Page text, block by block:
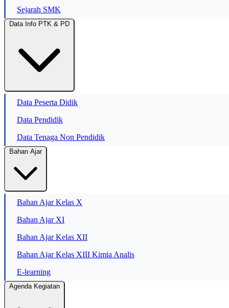
Sejarah SMK
Data Info PTK & PD
Data Peserta Didik
Data Pendidik
Data Tenaga Non Pendidik
Bahan Ajar
Bahan Ajar Kelas X
Bahan Ajar XI
Bahan Ajar Kelas XII
Bahan Ajar Kelas XIII Kimia Analis
E-learning
Agenda Kegiatan